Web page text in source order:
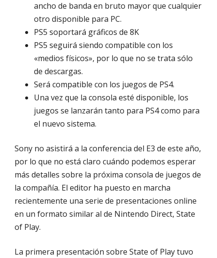
ancho de banda en bruto mayor que cualquier
otro disponible para PC.
PS5 soportará gráficos de 8K
PS5 seguirá siendo compatible con los
«medios físicos», por lo que no se trata sólo
de descargas.
Será compatible con los juegos de PS4.
Una vez que la consola esté disponible, los
juegos se lanzarán tanto para PS4 como para
el nuevo sistema.
Sony no asistirá a la conferencia del E3 de este año,
por lo que no está claro cuándo podemos esperar
más detalles sobre la próxima consola de juegos de
la compañía. El editor ha puesto en marcha
recientemente una serie de presentaciones online
en un formato similar al de Nintendo Direct, State
of Play.
La primera presentación sobre State of Play tuvo